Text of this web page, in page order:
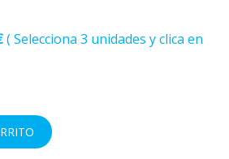
(Selecciona 3 unidades y clica en